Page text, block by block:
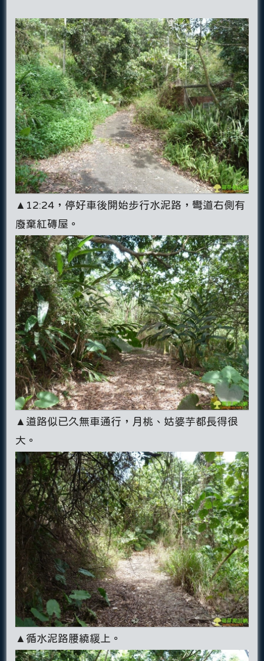
▲12:24，停好車後開始步行水泥路，彎道右側有
廢棄紅磚屋。
▲道路似已久無車通行，月桃、姑婆芋都長得很
大。
▲循水泥路腰繞緩上。